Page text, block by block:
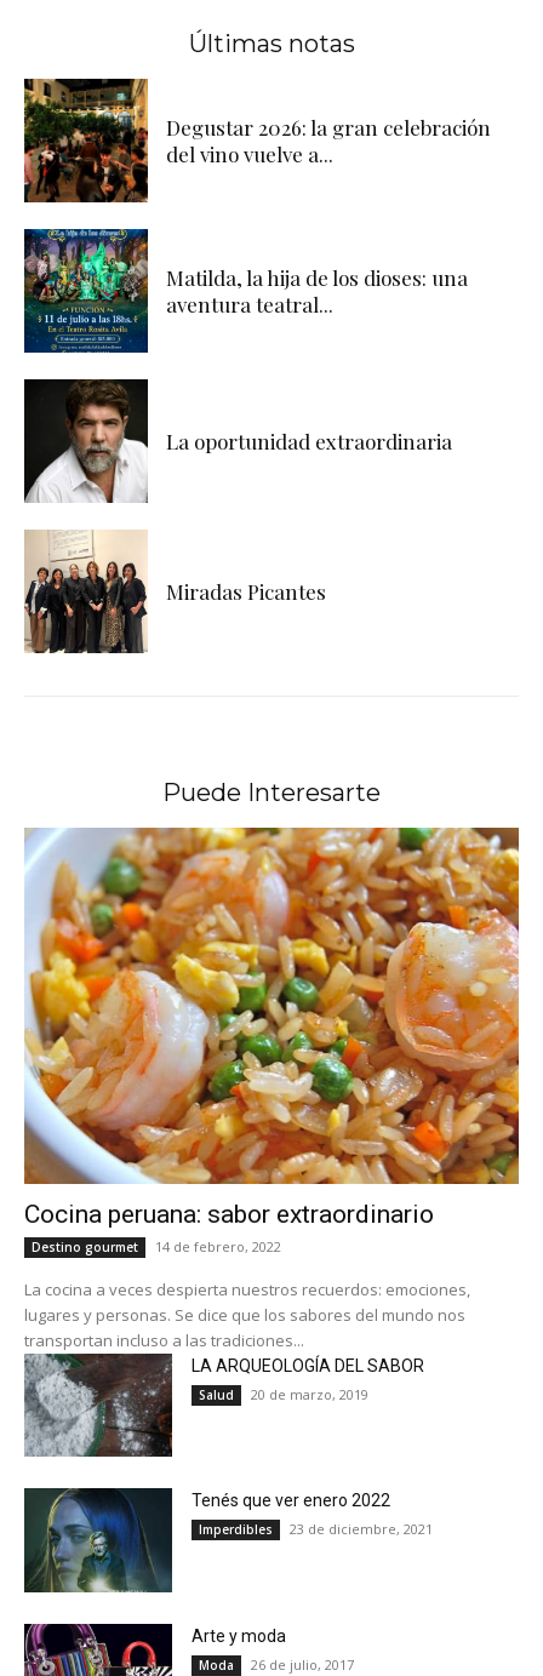
Últimas notas
Degustar 2026: la gran celebración
del vino vuelve a...
Matilda, la hija de los dioses: una
aventura teatral...
La oportunidad extraordinaria
Miradas Picantes
Puede Interesarte
Cocina peruana: sabor extraordinario
Destino gourmet 14 de febrero, 2022
La cocina a veces despierta nuestros recuerdos: emociones,
lugares y personas. Se dice que los sabores del mundo nos
transportan incluso a las tradiciones...
LA ARQUEOLOGÍA DEL SABOR
Salud 20 de marzo, 2019
Tenés que ver enero 2022
Imperdibles 23 de diciembre, 2021
Arte y moda
Moda 26 de julio, 2017